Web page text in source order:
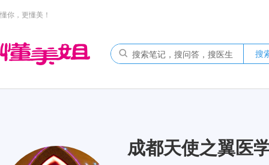
懂你，更懂美！
搜
成都天使之翼医